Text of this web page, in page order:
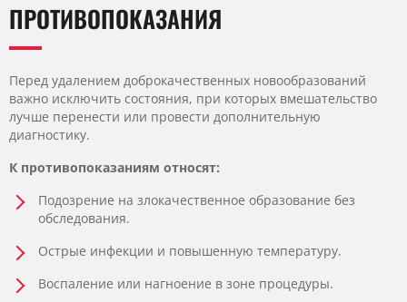
ПРОТИВОПОКАЗАНИЯ
Перед удалением доброкачественных новообразований
важно исключить состояния, при которых вмешательство
лучше перенести или провести дополнительную
диагностику.
К противопоказаниям относят:
Подозрение на злокачественное образование без
обследования.
Острые инфекции и повышенную температуру.
Воспаление или нагноение в зоне процедуры.